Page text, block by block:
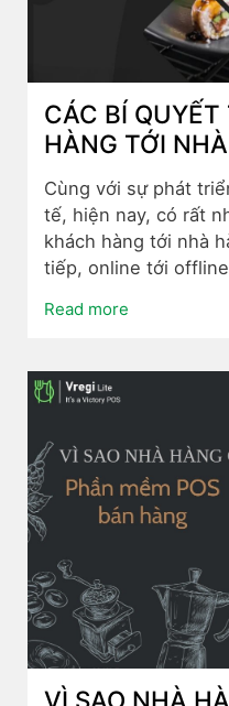
CÁC BÍ
HÀNG TỚI
Cùng với sự phát
tế, hiện nay, có rất
khách hàng tới nhà
tiếp, online tới
Read more
VÌ SAO NHÀ